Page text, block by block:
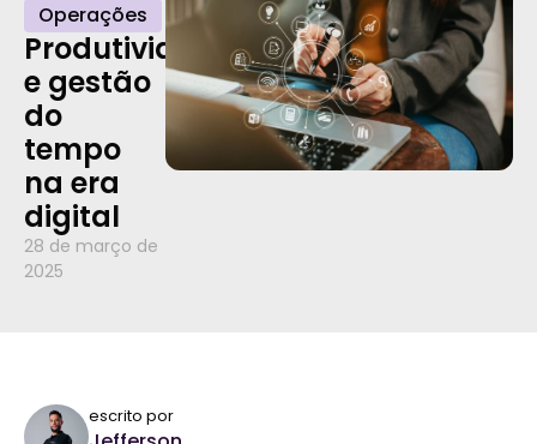
Operações
Produtividade
e gestão
do
tempo
na era
digital
28 de março de
2025
escrito por